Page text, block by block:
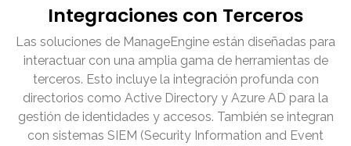
Integraciones con Terceros
Las soluciones de ManageEngine están diseñadas para
interactuar con una amplia gama de herramientas de
terceros. Esto incluye la integración profunda con
directorios como Active Directory y Azure AD para la
gestión de identidades y accesos. También se integran
con sistemas SIEM (Security Information and Event